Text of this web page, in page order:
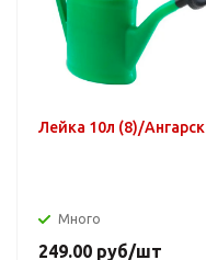
Лейка 10л (8)/Ангарск
Много
249.00 руб/шт